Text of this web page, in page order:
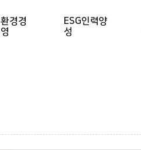
환경경
영
ESG인력양
성